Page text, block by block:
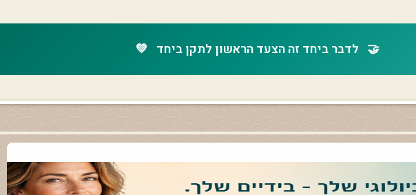
🤝 לדבר ביחד זה הצעד הראשון לתקן ביחד 💚